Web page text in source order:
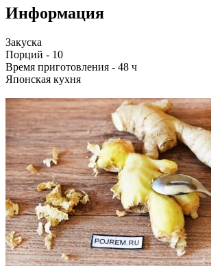
Информация
Закуска
Порций - 10
Время приготовления - 48 ч
Японская кухня